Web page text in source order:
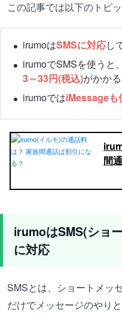
この記事では以下のトピ
irumoはSMSに対応し
irumoでSMSを使うと、
3～33円(税込)がかかる
irumoではiMessageも
間
irumoはSMS(ショ
に対応
SMSとは、ショートメッ
だけでメッセージのやり